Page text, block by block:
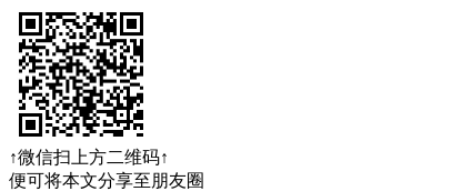
↑微信扫上方二维码↑
便可将本文分享至朋友圈